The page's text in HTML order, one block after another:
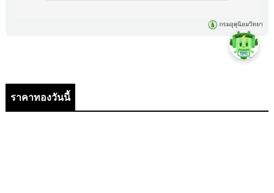
ราคาทองวันนี้